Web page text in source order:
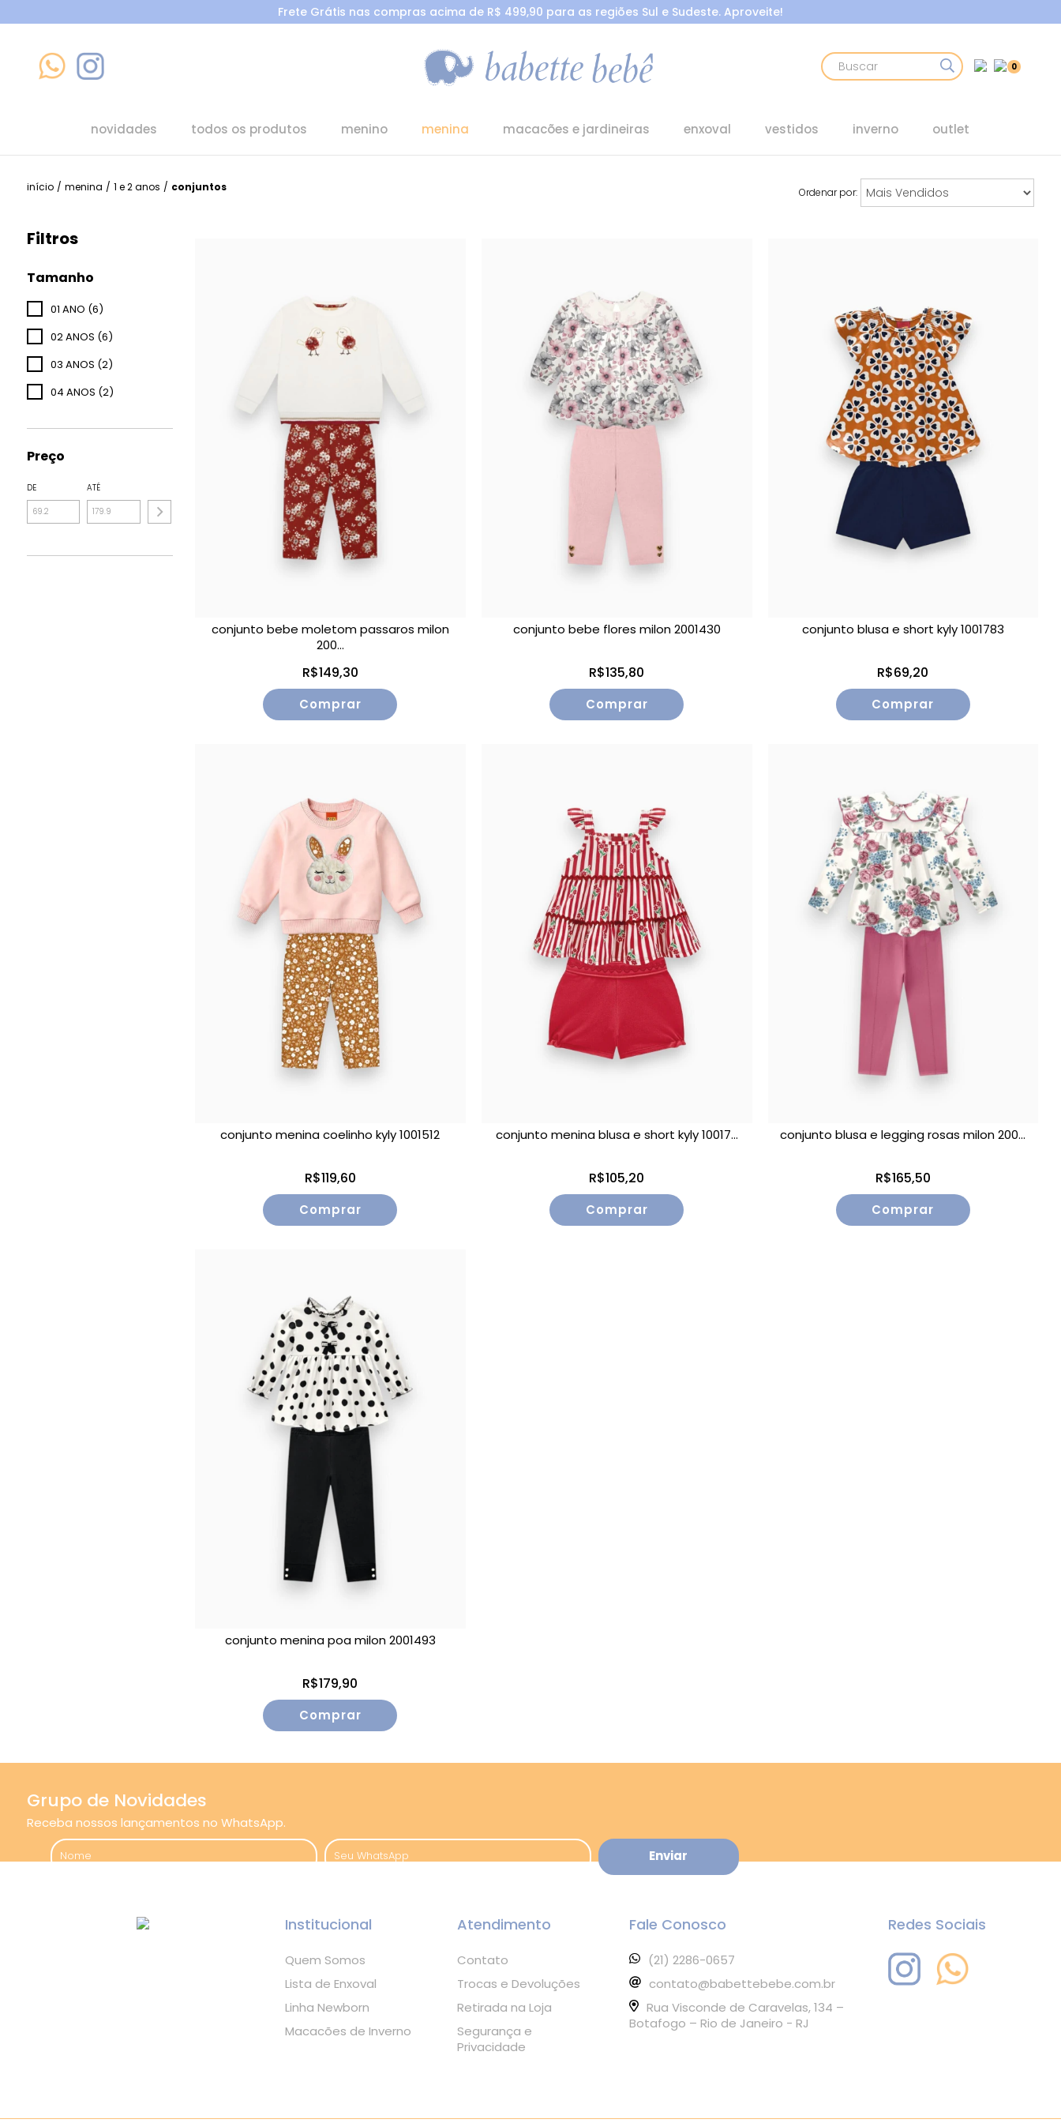
Frete Grátis nas compras acima de R$ 499,90 para as regiões Sul e Sudeste. Aproveite!
0
novidades todos os produtos menino menina macacões e jardineiras enxoval vestidos inverno outlet
início / menina / 1 e 2 anos / conjuntos Ordenar por:
Filtros
Tamanho
01 ANO (6)
02 ANOS (6)
03 ANOS (2)
04 ANOS (2)
Preço
DE ATÉ
conjunto bebe moletom passaros milon
200...
R$149,30
Comprar
conjunto bebe flores milon 2001430
R$135,80
Comprar
conjunto blusa e short kyly 1001783
R$69,20
Comprar
conjunto menina coelinho kyly 1001512
R$119,60
Comprar
conjunto menina blusa e short kyly 10017...
R$105,20
Comprar
conjunto blusa e legging rosas milon 200...
R$165,50
Comprar
conjunto menina poa milon 2001493
R$179,90
Comprar
Grupo de Novidades
Receba nossos lançamentos no WhatsApp.
Institucional
Quem Somos
Lista de Enxoval
Linha Newborn
Macacões de Inverno
Atendimento
Contato
Trocas e Devoluções
Retirada na Loja
Segurança e
Privacidade
Fale Conosco
(21) 2286-0657
contato@babettebebe.com.br
Rua Visconde de Caravelas, 134 –
Botafogo – Rio de Janeiro - RJ
Redes Sociais